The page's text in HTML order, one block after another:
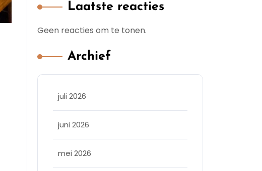
Laatste reacties
Geen reacties om te tonen.
Archief
juli 2026
juni 2026
mei 2026